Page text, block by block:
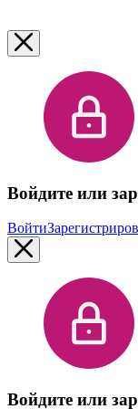
Войдите или
Войти
Войдите или